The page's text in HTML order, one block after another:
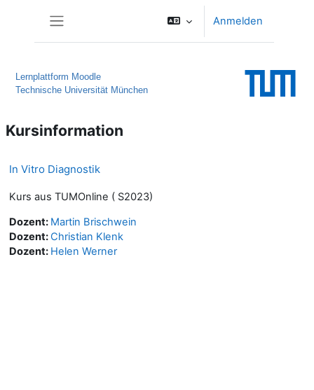
Anmelden
Lernplattform Moodle
Technische Universität München
Kursinformation
In Vitro Diagnostik
Kurs aus TUMOnline ( S2023)
Dozent: Martin Brischwein
Dozent:Christian Klenk
Dozent: Helen Werner